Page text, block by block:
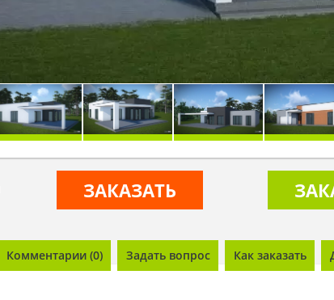
ЗАКАЗАТЬ
Комментарии (0) Задать вопрос Как заказать